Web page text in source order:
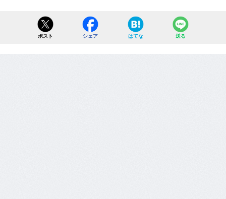
ポスト シェア はてな 送る